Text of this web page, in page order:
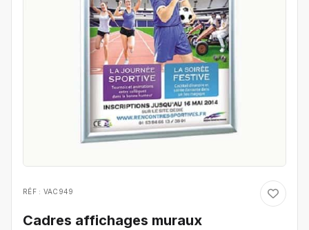
RÉF : VAC949
Cadres affichages muraux